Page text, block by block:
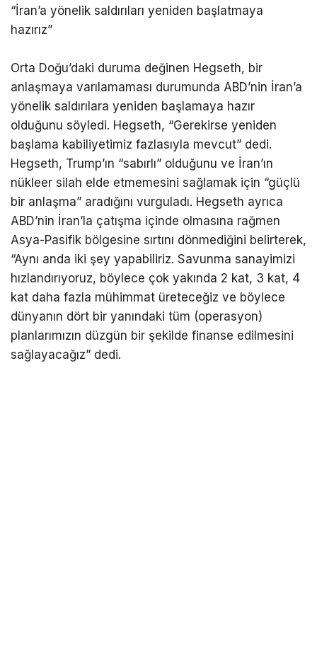
“İran’a yönelik saldırıları yeniden başlatmaya
hazırız”
Orta Doğu’daki duruma değinen Hegseth, bir
anlaşmaya varılamaması durumunda ABD’nin İran’a
yönelik saldırılara yeniden başlamaya hazır
olduğunu söyledi. Hegseth, “Gerekirse yeniden
başlama kabiliyetimiz fazlasıyla mevcut” dedi.
Hegseth, Trump’ın “sabırlı” olduğunu ve İran’ın
nükleer silah elde etmemesini sağlamak için “güçlü
bir anlaşma” aradığını vurguladı. Hegseth ayrıca
ABD’nin İran’la çatışma içinde olmasına rağmen
Asya-Pasifik bölgesine sırtını dönmediğini belirterek,
“Aynı anda iki şey yapabiliriz. Savunma sanayimizi
hızlandırıyoruz, böylece çok yakında 2 kat, 3 kat, 4
kat daha fazla mühimmat üreteceğiz ve böylece
dünyanın dört bir yanındaki tüm (operasyon)
planlarımızın düzgün bir şekilde finanse edilmesini
sağlayacağız” dedi.